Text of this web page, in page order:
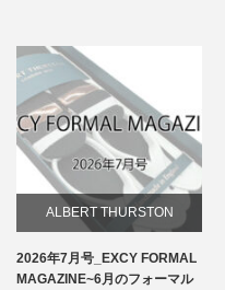
ALBERT THURSTON
お知らせ
2026年7月号_EXCY FORMAL
MAGAZINE~6月のフォーマル